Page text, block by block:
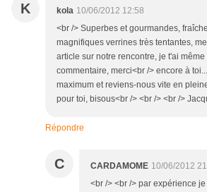
K kola 10/06/2012 12:58
<br /> Superbes et gourmandes,
magnifiques verrines très tentantes,
article sur notre rencontre, je t'ai
commentaire, merci<br /> encore à
maximum et reviens-nous vite en
pour toi, bisous<br /> <br /> <br />
Répondre
C CARDAMOME 10/06/2012
<br /> <br /> par expérience